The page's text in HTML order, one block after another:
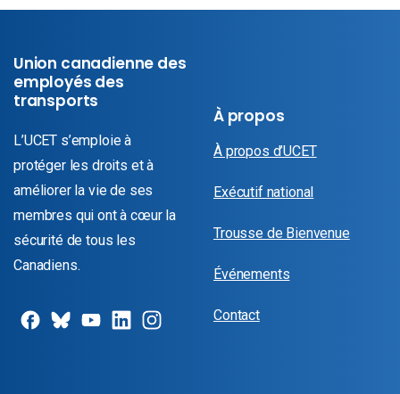
Union canadienne des
employés des
transports
L’UCET s’emploie à
protéger les droits et à
améliorer la vie de ses
membres qui ont à cœur la
sécurité de tous les
Canadiens.
À propos
À propos d’UCET
Exécutif national
Trousse de Bienvenue
Événements
Contact